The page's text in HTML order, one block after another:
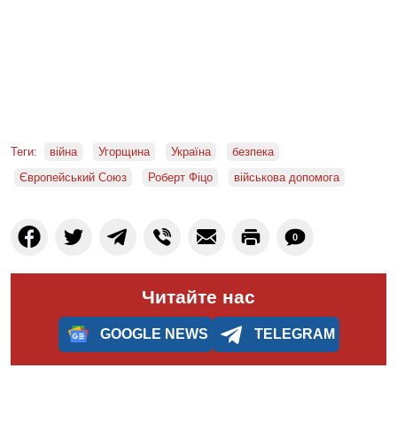
Теги: війна Угорщина Україна
безпека
Європейський Союз
Роберт Фіцо військова допомога
0
Читайте нас
GOOGLE NEWS TELEGRAM